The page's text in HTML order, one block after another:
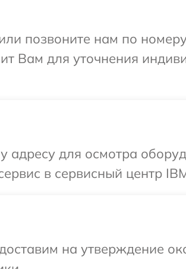
позвоните нам по
Вам для уточнения
адресу для осмотра
в сервисный центр
на утверждение